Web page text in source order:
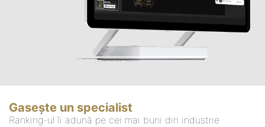
Gasește un specialist
Ranking-ul îi adună pe cei mai buni din industrie